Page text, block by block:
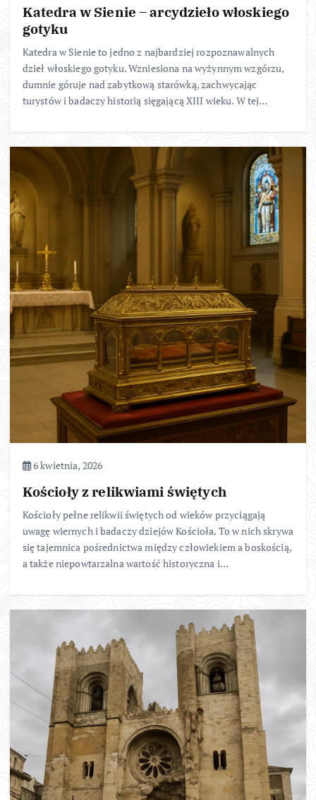
Katedra w Sienie – arcydzieło włoskiego
gotyku
Katedra w Sienie to jedno z najbardziej rozpoznawalnych
dzieł włoskiego gotyku. Wzniesiona na wyżynnym wzgórzu,
dumnie góruje nad zabytkową starówką, zachwycając
turystów i badaczy historią sięgającą XIII wieku. W tej…
6 kwietnia, 2026
Kościoły z relikwiami świętych
Kościoły pełne relikwii świętych od wieków przyciągają
uwagę wiernych i badaczy dziejów Kościoła. To w nich skrywa
się tajemnica pośrednictwa między człowiekiem a boskością,
a także niepowtarzalna wartość historyczna i…